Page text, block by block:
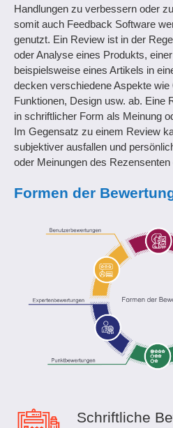
Handlungen zu verbessern oder
somit auch Feedback Software
genutzt. Ein Review ist in der
oder Analyse eines Produkts,
beispielsweise eines Artikels in
decken verschiedene Aspekte wie
Funktionen, Design usw. ab. Eine
in schriftlicher Form als Meinung
Im Gegensatz zu einem Review
subjektiver ausfallen und
oder Meinungen des Rezensenten
Formen der
Schriftliche